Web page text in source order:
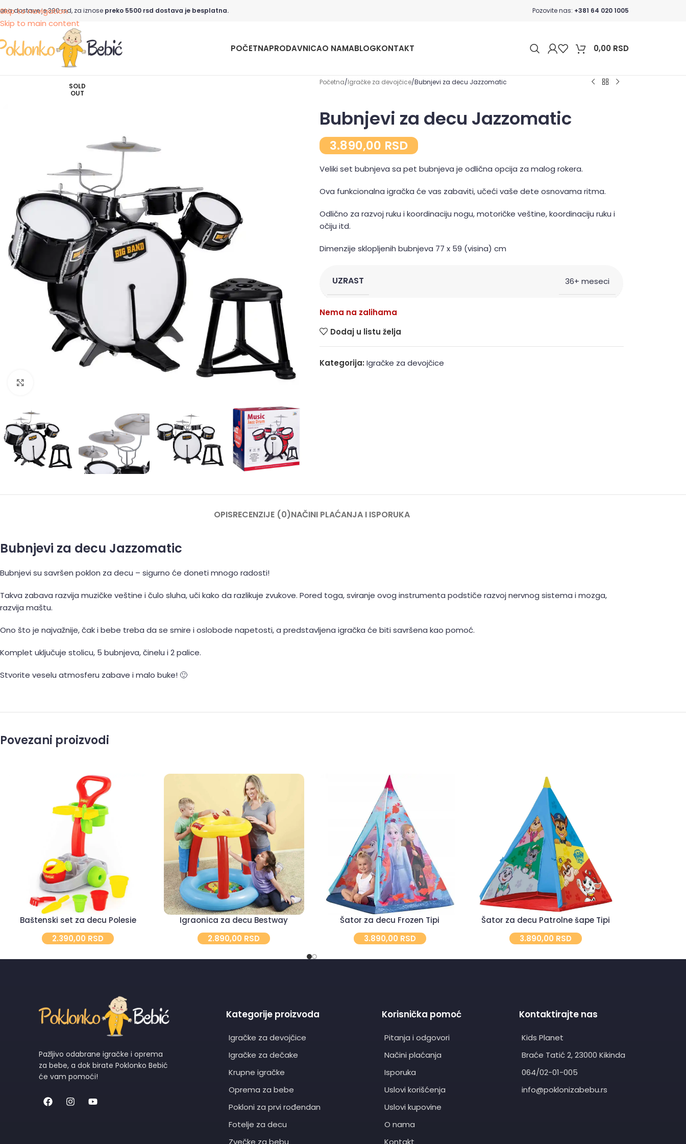
Skip to navigation
Skip to main content
dostave je 390 rsd, za iznose preko 5500 rsd dostava je besplatna. Pozovite nas: +381 64 020 1005
POČETNAPRODAVNICAO NAMABLOGKONTAKT 0,00 RSD
SOLD
OUT
Početna Igračke za devojčice Bubnjevi za decu Jazzomatic
Bubnjevi za decu Jazzomatic
3.890,00 RSD
Veliki set bubnjeva sa pet bubnjeva je odlična opcija za malog rokera.
Ova funkcionalna igračka će vas zabaviti, učeći vaše dete osnovama ritma.
Odlično za razvoj ruku i koordinaciju nogu, motoričke veštine, koordinaciju ruku i
očiju itd.
Dimenzije sklopljenih bubnjeva 77 x 59 (visina) cm
UZRAST 36+ meseci
Nema na zalihama
Dodaj u listu želja
Kategorija: Igračke za devojčice
OPISRECENZIJE (0)NAČINI PLAĆANJA I ISPORUKA
Bubnjevi za decu Jazzomatic
Bubnjevi su savršen poklon za decu – sigurno će doneti mnogo radosti!
Takva zabava razvija muzičke veštine i čulo sluha, uči kako da razlikuje zvukove. Pored toga, sviranje ovog instrumenta podstiče razvoj nervnog sistema i mozga,
razvija maštu.
Ono što je najvažnije, čak i bebe treba da se smire i oslobode napetosti, a predstavljena igračka će biti savršena kao pomoć.
Komplet uključuje stolicu, 5 bubnjeva, činelu i 2 palice.
Stvorite veselu atmosferu zabave i malo buke! 🙂
Povezani proizvodi
Baštenski set za decu Polesie
2.390,00 RSD
Igraonica za decu Bestway
2.890,00 RSD
Šator za decu Frozen Tipi
3.890,00 RSD
Šator za decu Patrolne šape Tipi
3.890,00 RSD
Pažljivo odabrane igračke i oprema
za bebe, a dok birate Poklonko Bebić
će vam pomoći!
Kategorije proizvoda
Igračke za devojčice
Igračke za dečake
Krupne igračke
Oprema za bebe
Pokloni za prvi rođendan
Fotelje za decu
Zvečke za bebu
Korisnička pomoć
Pitanja i odgovori
Načini plaćanja
Isporuka
Uslovi korišćenja
Uslovi kupovine
O nama
Kontakt
Kontaktirajte nas
Kids Planet
Braće Tatić 2, 23000 Kikinda
064/02-01-005
info@poklonizabebu.rs